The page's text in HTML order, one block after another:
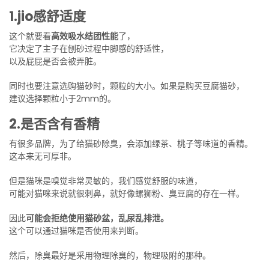
1.jio感舒适度
这个就要看高效吸水结团性能了，
它决定了主子在刨砂过程中脚感的舒适性，
以及屁屁是否会被弄脏。
同时也要注意选购猫砂时，颗粒的大小。如果是购买豆腐猫砂，
建议选择颗粒小于2mm的。
2.是否含有香精
有很多品牌，为了给猫砂除臭，会添加绿茶、桃子等味道的香精。
这本来无可厚非。
但是猫咪是嗅觉非常灵敏的，我们感觉舒服的味道，
可能对猫咪来说就很刺鼻，就好像螺狮粉、臭豆腐的存在一样。
因此可能会拒绝使用猫砂盆，乱尿乱排泄。
这个可以通过猫咪是否使用来判断。
然后，除臭最好是采用物理除臭的，物理吸附的那种。